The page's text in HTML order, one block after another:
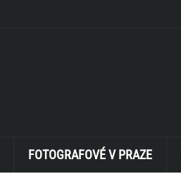
FOTOGRAFOVÉ V PRAZE